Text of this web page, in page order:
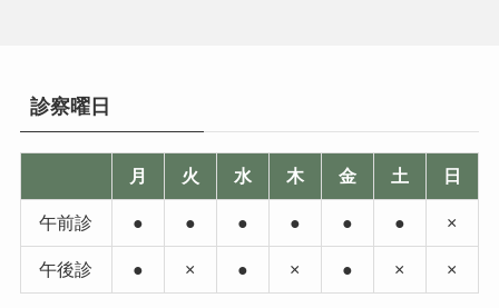
診察曜日
月 火 水 木 金 土 日
午前診 ● ● ● ● ● ● ×
午後診 ● × ● × ● × ×